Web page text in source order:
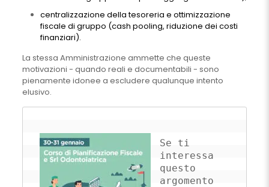
centralizzazione della tesoreria e ottimizzazione
fiscale di gruppo (cash pooling, riduzione dei costi
finanziari).
La stessa Amministrazione ammette che queste
motivazioni - quando reali e documentabili - sono
pienamente idonee a escludere qualunque intento
elusivo.
Se ti
interessa
questo
argomento